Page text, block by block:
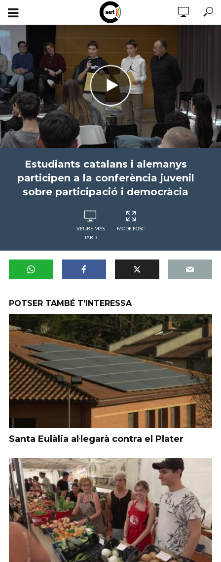
Estudiants catalans i alemanys
participen a la conferència juvenil
sobre participació i democràcia
VEURE MÉS
TARD
MODE FOSC
POTSER TAMBÉ T'INTERESSA
Santa Eulàlia al·legarà contra el Plater